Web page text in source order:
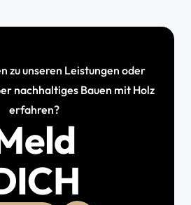
zu unseren Leistungen oder
nachhaltiges Bauen mit Holz
erfahren?